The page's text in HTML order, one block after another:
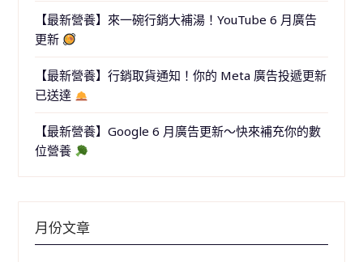
【最新營養】來一碗行銷大補湯！YouTube 6 月廣告
更新
【最新營養】行銷取貨通知！你的 Meta 廣告投遞更新
已送達
【最新營養】Google 6 月廣告更新～快來補充你的數
位營養
月份文章